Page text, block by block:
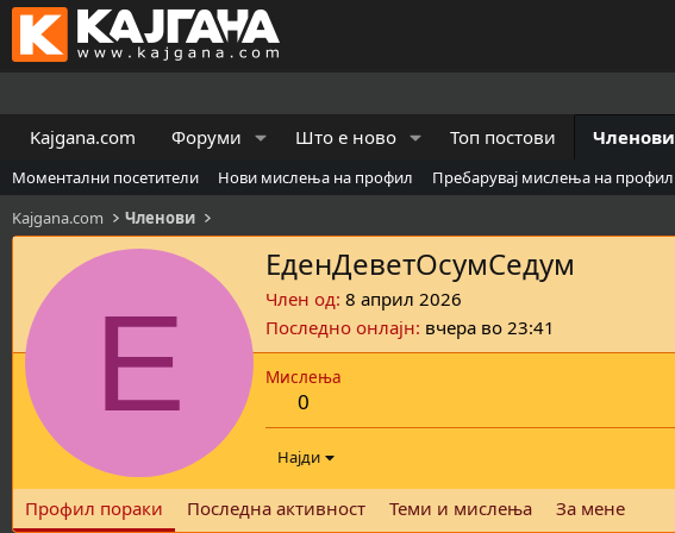
Kajgana.com Форуми Што е ново Топ постови Членови
Моментални посетители Нови мислења на профил
Пребарувај мислења на профил
Kajgana.com
Членови
Е
ЕденДеветОсумСедум
Член од 8 април 2026
Последно онлајн вчера во 23:41
Мислења
0
Најди
Профил пораки Последна активност Теми и мислења За мене